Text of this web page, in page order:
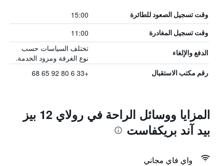
وقت تسجيل الصعود للطائرة 15:00
وقت تسجيل المغادرة 11:00
الدفع والإلغاء
تختلف السياسات حسب
نوع الغرفة ومزود الخدمة.
رقم مكتب الاستقبال +33 6 80 92 65 68
المزايا ووسائل الراحة في رولاي 12 بيز
بيد آند بريكفاست
واي فاي مجاني